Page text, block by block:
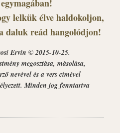
egymagában!
lelkük élve haldokoljon,
daluk reád hangolódjon!
Ervin © 2015-10-25.
megosztása, másolása,
nevével és a vers címével
Minden jog fenntartva